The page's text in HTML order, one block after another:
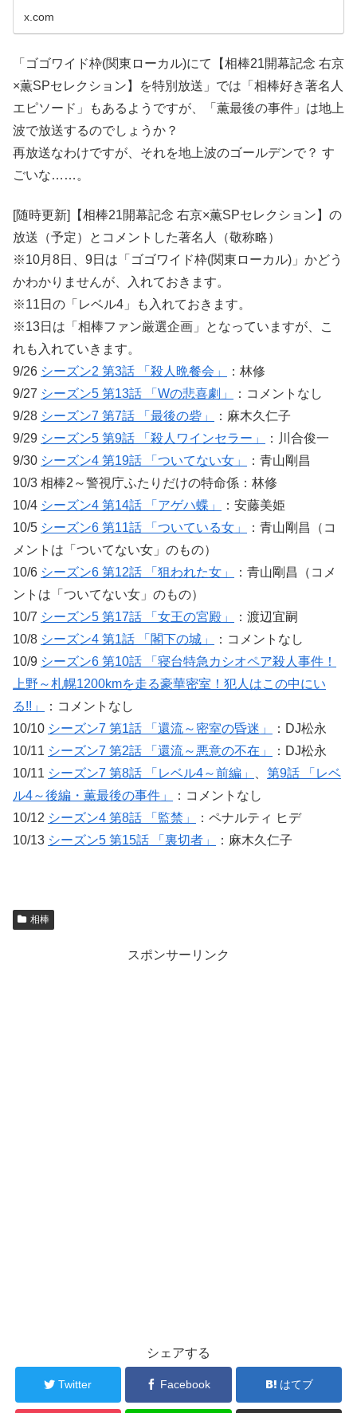
x.com
「ゴゴワイド枠(関東ローカル)にて【相棒21開幕記念 右京
×薫SPセレクション】を特別放送」では「相棒好き著名人
エピソード」もあるようですが、「薫最後の事件」は地上
波で放送するのでしょうか？
再放送なわけですが、それを地上波のゴールデンで？ す
ごいな……。
[随時更新]【相棒21開幕記念 右京×薫SPセレクション】の
放送（予定）とコメントした著名人（敬称略）
※10月8日、9日は「ゴゴワイド枠(関東ローカル)」かどう
かわかりませんが、入れておきます。
※11日の「レベル4」も入れておきます。
※13日は「相棒ファン厳選企画」となっていますが、こ
れも入れていきます。
9/26 シーズン2 第3話 「殺人晩餐会」
：林修
9/27 シーズン5 第13話 「Wの悲喜劇」
：コメントなし
9/28 シーズン7 第7話 「最後の砦」
：麻木久仁子
9/29 シーズン5 第9話 「殺人ワインセラー」
：川合俊一
9/30 シーズン4 第19話 「ついてない女」
：青山剛昌
10/3 相棒2～警視庁ふたりだけの特命係：林修
10/4 シーズン4 第14話 「アゲハ蝶」
：安藤美姫
10/5 シーズン6 第11話 「ついている女」
：青山剛昌（コ
メントは「ついてない女」のもの）
10/6 シーズン6 第12話 「狙われた女」
：青山剛昌（コメ
ントは「ついてない女」のもの）
10/7 シーズン5 第17話 「女王の宮殿」
：渡辺宜嗣
10/8 シーズン4 第1話 「閣下の城」
：コメントなし
10/9 シーズン6 第10話 「寝台特急カシオペア殺人事件！
上野～札幌1200kmを走る豪華密室！犯人はこの中にい
る!!」
：コメントなし
10/10 シーズン7 第1話 「還流～密室の昏迷」
：DJ松永
10/11 シーズン7 第2話 「還流～悪意の不在」
：DJ松永
10/11 シーズン7 第8話 「レベル4～前編」
第9話 「レベ
ル4～後編・薫最後の事件」
：コメントなし
10/12 シーズン4 第8話 「監禁」
：ペナルティ ヒデ
10/13 シーズン5 第15話 「裏切者」 ：麻木久仁子
相棒
スポンサーリンク
シェアする
Twitter Facebook はてブ